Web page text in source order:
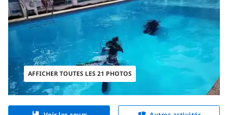
AFFICHER TOUTES LES 21 PHOTOS